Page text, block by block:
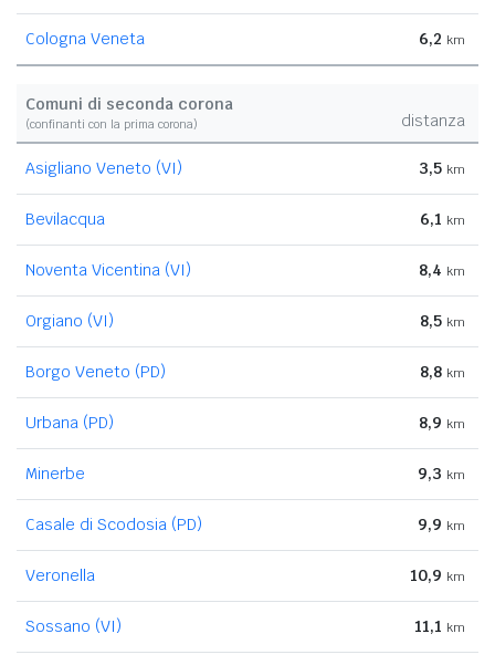
Cologna Veneta 6,2 km
Comuni di seconda corona
(confinanti con la prima corona) distanza
Asigliano Veneto (VI) 3,5 km
Bevilacqua 6,1 km
Noventa Vicentina (VI) 8,4 km
Orgiano (VI) 8,5 km
Borgo Veneto (PD) 8,8 km
Urbana (PD) 8,9 km
Minerbe 9,3 km
Casale di Scodosia (PD) 9,9 km
Veronella 10,9 km
Sossano (VI) 11,1 km